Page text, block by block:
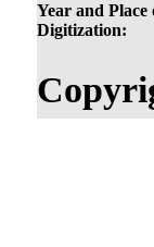
Year and Place
Digitization: